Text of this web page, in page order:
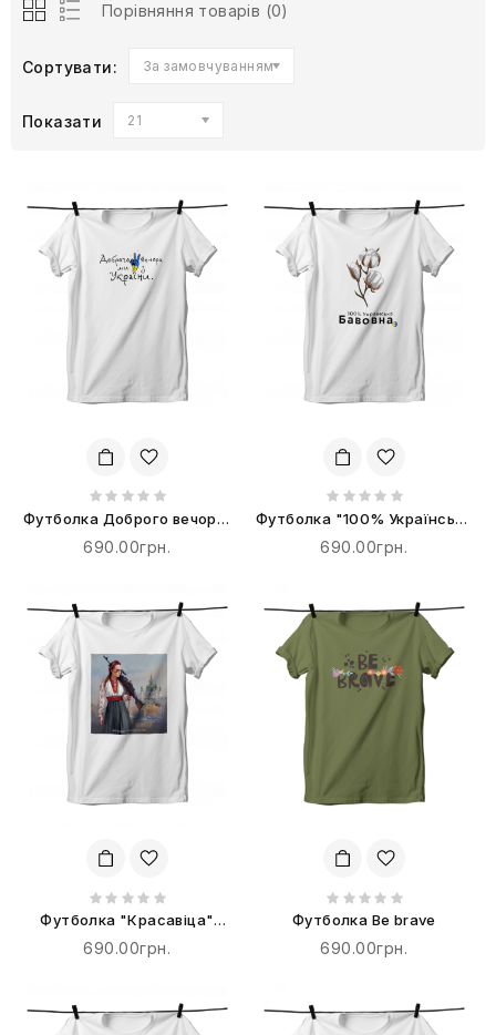
Порівняння товарів (0)
Сортувати: За замовчуванням
Показати 21
Футболка Доброго вечора,
ми з України
690.00грн.
Футболка "100% Українська
Бавовна"
690.00грн.
Футболка "Красавіца"
терпіти не буде!
690.00грн.
Футболка Be brave
690.00грн.